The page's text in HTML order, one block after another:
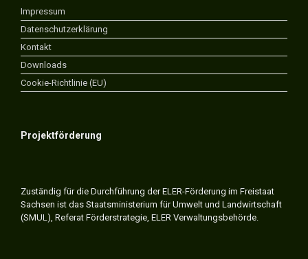
Impressum
Datenschutzerklärung
Kontakt
Downloads
Cookie-Richtlinie (EU)
Projektförderung
Zuständig für die Durchführung der ELER-Förderung im Freistaat
Sachsen ist das Staatsministerium für Umwelt und Landwirtschaft
(SMUL), Referat Förderstrategie, ELER Verwaltungsbehörde.